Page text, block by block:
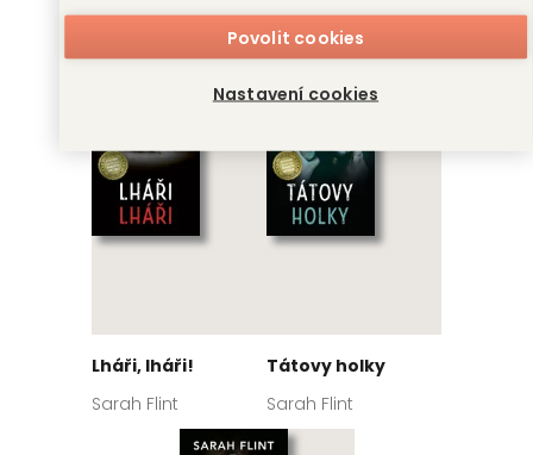
Povolit cookies
Nastavení cookies
Sarah Flint
Lháři, lháři!
Sarah Flint
Tátovy holky
Sarah Flint